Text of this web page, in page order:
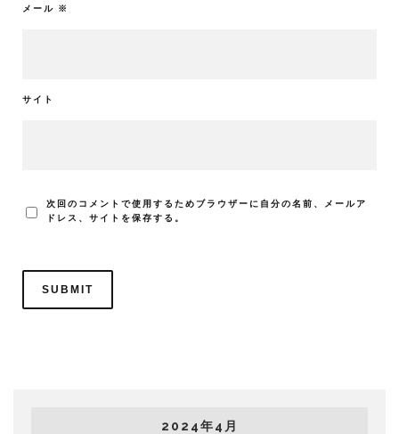
メール ※
サイト
次回のコメントで使用するためブラウザーに自分の名前、メールア
ドレス、サイトを保存する。
2024年4月